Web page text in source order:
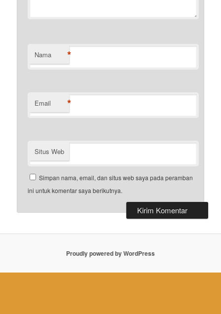
Nama *
Email *
Situs Web
Simpan nama, email, dan situs web saya pada peramban
ini untuk komentar saya berikutnya.
Proudly powered by WordPress